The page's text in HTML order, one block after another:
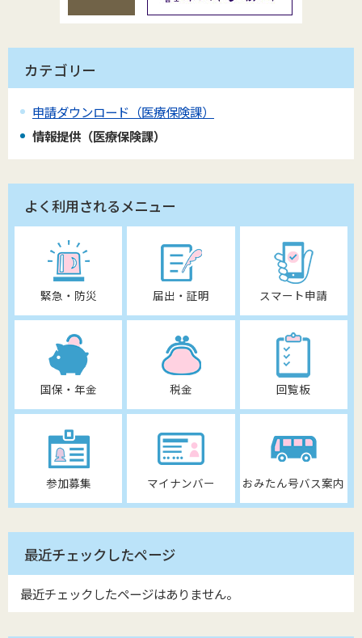
カテゴリー
申請ダウンロード（医療保険課）
情報提供（医療保険課）
よく利用されるメニュー
緊急・防災 届出・証明 スマート申請
国保・年金 税金 回覧板
参加募集 マイナンバー おみたん号バス案内
最近チェックしたページ
最近チェックしたページはありません。